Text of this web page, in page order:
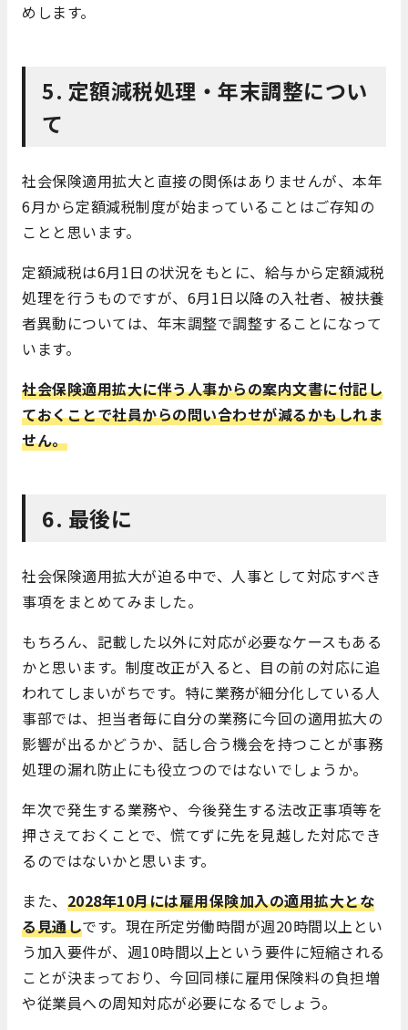
めします。
5. 定額減税処理・年末調整につい
て
社会保険適用拡大と直接の関係はありませんが、本年
6月から定額減税制度が始まっていることはご存知の
ことと思います。
定額減税は6月1日の状況をもとに、給与から定額減税
処理を行うものですが、6月1日以降の入社者、被扶養
者異動については、年末調整で調整することになって
います。
社会保険適用拡大に伴う人事からの案内文書に付記し
ておくことで社員からの問い合わせが減るかもしれま
せん。
6. 最後に
社会保険適用拡大が迫る中で、人事として対応すべき
事項をまとめてみました。
もちろん、記載した以外に対応が必要なケースもある
かと思います。制度改正が入ると、目の前の対応に追
われてしまいがちです。特に業務が細分化している人
事部では、担当者毎に自分の業務に今回の適用拡大の
影響が出るかどうか、話し合う機会を持つことが事務
処理の漏れ防止にも役立つのではないでしょうか。
年次で発生する業務や、今後発生する法改正事項等を
押さえておくことで、慌てずに先を見越した対応でき
るのではないかと思います。
また、 2028年10月には雇用保険加入の適用拡大とな
る見通しです。現在所定労働時間が週20時間以上とい
う加入要件が、週10時間以上という要件に短縮される
ことが決まっており、今回同様に雇用保険料の負担増
や従業員への周知対応が必要になるでしょう。